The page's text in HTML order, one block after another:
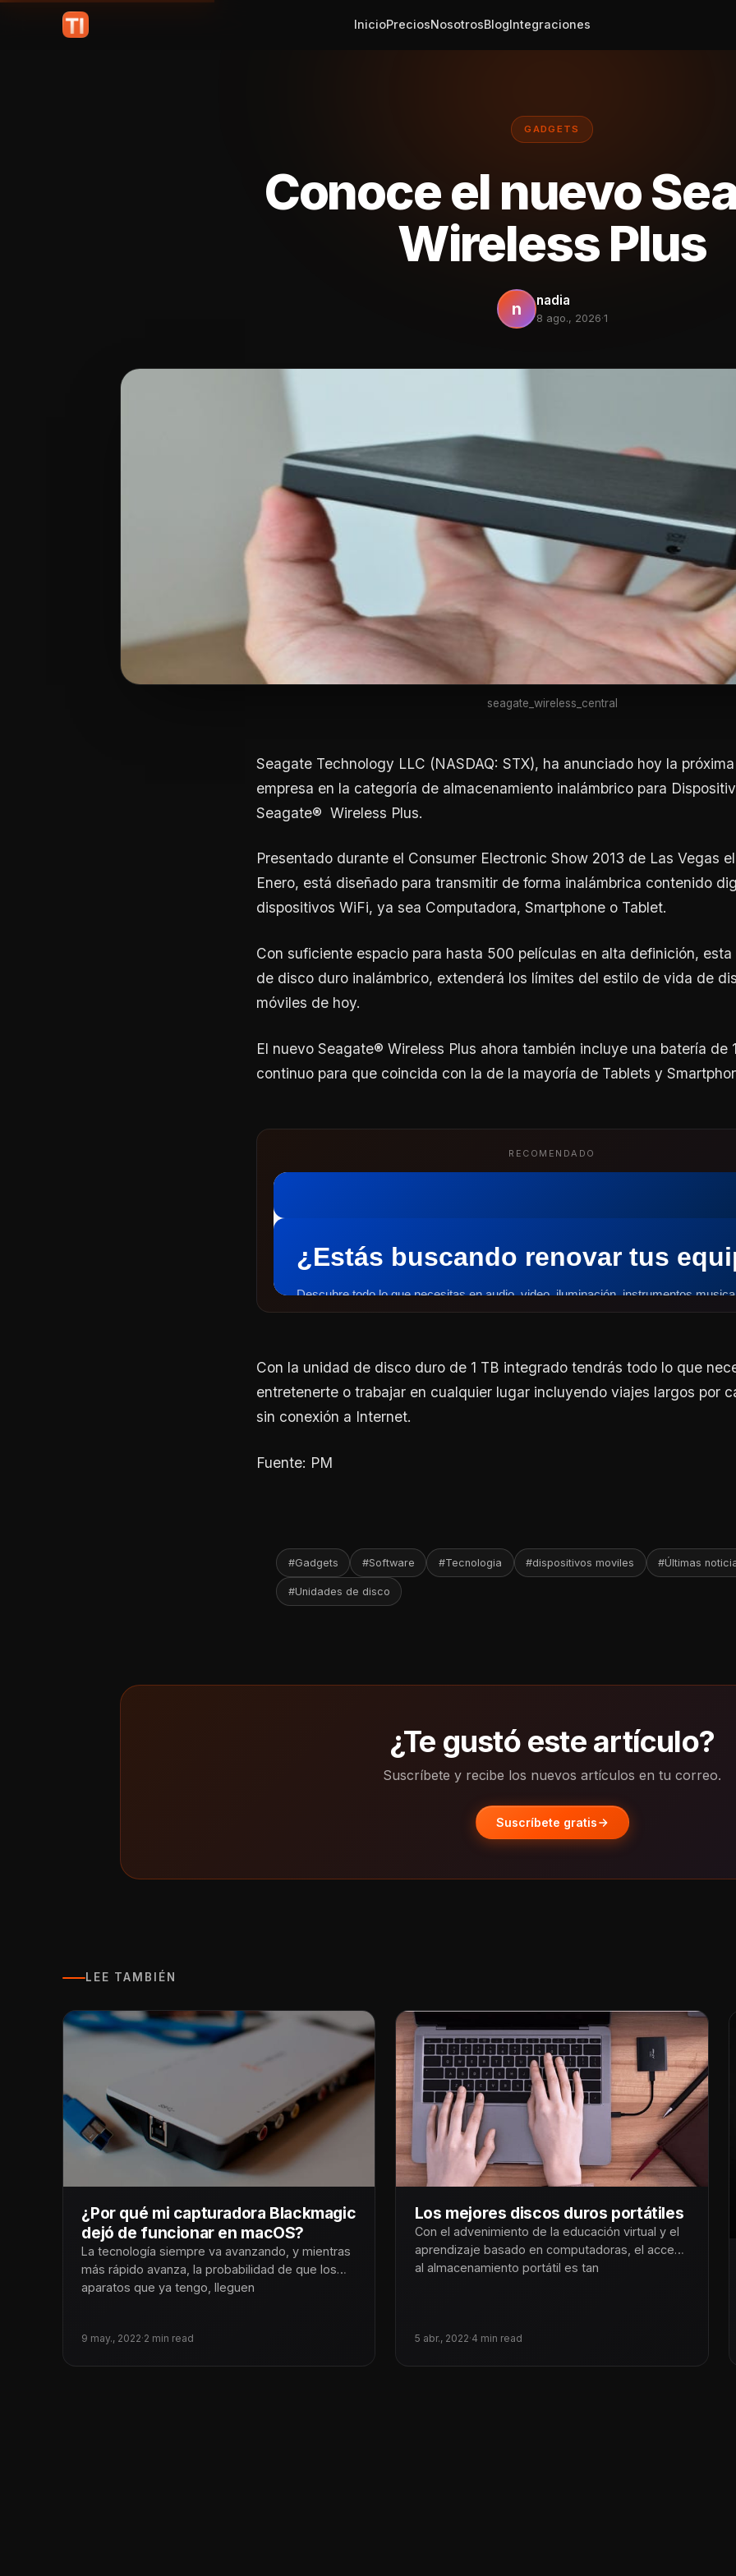
InicioPreciosNosotrosBlogIntegraciones
GADGETS
Conoce el nuevo
Wireless Plus
n nadia
8 ago., 2026·1
seagate_wireless_central
Seagate Technology LLC (NASDAQ: STX), ha anunciado hoy la
empresa en la categoría de almacenamiento inalámbrico para
Seagate® Wireless Plus.
Presentado durante el Consumer Electronic Show 2013 de Las Vegas
Enero, está diseñado para transmitir de forma inalámbrica contenido
dispositivos WiFi, ya sea Computadora, Smartphone o Tablet.
Con suficiente espacio para hasta 500 películas en alta definición,
de disco duro inalámbrico, extenderá los límites del estilo de vida de
móviles de hoy.
El nuevo Seagate® Wireless Plus ahora también incluye una batería de
continuo para que coincida con la de la mayoría de Tablets y
RECOMENDADO
Con la unidad de disco duro de 1 TB integrado tendrás todo lo que
entretenerte o trabajar en cualquier lugar incluyendo viajes largos por
sin conexión a Internet.
Fuente: PM
#Gadgets #Software #Tecnologia #dispositivos moviles #Últimas
#Unidades de disco
¿Te gustó este artículo?
Suscríbete y recibe los nuevos artículos en tu correo.
Suscríbete gratis
LEE TAMBIÉN
¿Por qué mi capturadora Blackmagic
dejó de funcionar en macOS?
La tecnología siempre va avanzando, y mientras
más rápido avanza, la probabilidad de que los
aparatos que ya tengo, lleguen
9 may., 2022·2 min read
Los mejores discos duros portátiles
Con el advenimiento de la educación virtual y el
aprendizaje basado en computadoras, el acceso
al almacenamiento portátil es tan
5 abr., 2022·4 min read